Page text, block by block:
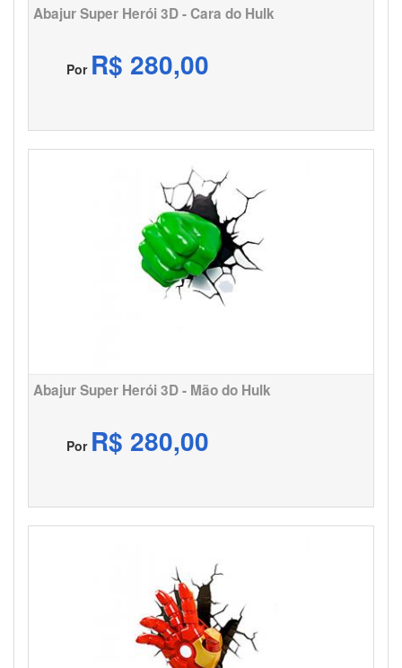
Abajur Super Herói 3D - Cara do Hulk
Por R$ 280,00
Abajur Super Herói 3D - Mão do Hulk
Por R$ 280,00